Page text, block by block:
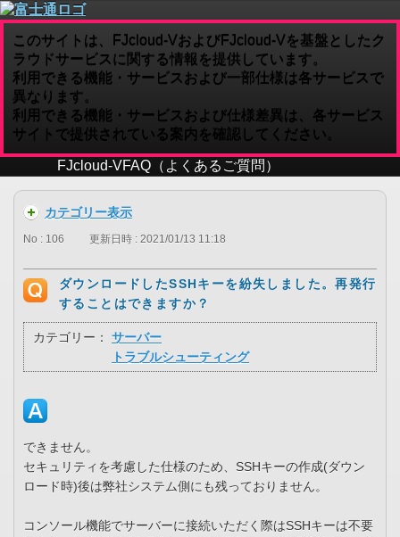
このサイトは、FJcloud-VおよびFJcloud-Vを基盤としたク
ラウドサービスに関する情報を提供しています。
利用できる機能・サービスおよび一部仕様は各サービスで
異なります。
利用できる機能・サービスおよび仕様差異は、各サービス
サイトで提供されている案内を確認してください。
FJcloud-VFAQ（よくあるご質問）
カテゴリー表示
No : 106 更新日時 : 2021/01/13 11:18
ダウンロードしたSSHキーを紛失しました。再発行
することはできますか？
カテゴリー：
サーバー
トラブルシューティング
できません。
セキュリティを考慮した仕様のため、SSHキーの作成(ダウン
ロード時)後は弊社システム側にも残っておりません。
コンソール機能でサーバーに接続いただく際はSSHキーは不要